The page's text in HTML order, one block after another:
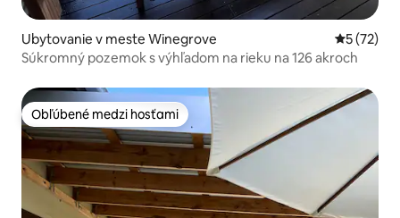
Ubytovanie v meste Winegrove
5 (72)
Súkromný pozemok s výhľadom na rieku na 126 akroch
Obľúbené medzi hosťami
Obľúbené medzi hosťami